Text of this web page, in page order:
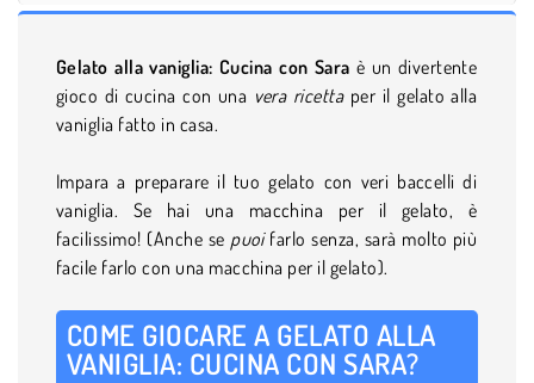
Gelato alla vaniglia: Cucina con Sara è un divertente
gioco di cucina con una vera ricetta per il gelato alla
vaniglia fatto in casa.
Impara a preparare il tuo gelato con veri baccelli di
vaniglia. Se hai una macchina per il gelato, è
facilissimo! (Anche se puoi farlo senza, sarà molto più
facile farlo con una macchina per il gelato).
COME GIOCARE A GELATO ALLA
VANIGLIA: CUCINA CON SARA?